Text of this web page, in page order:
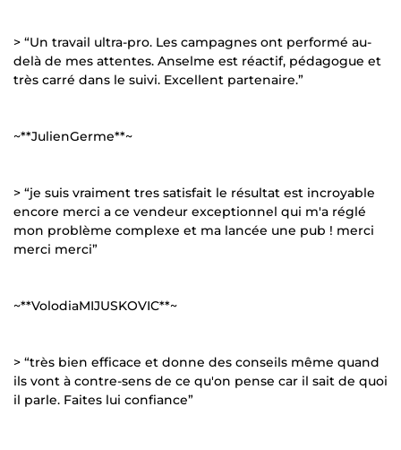
> “Un travail ultra-pro. Les campagnes ont performé au-
delà de mes attentes. Anselme est réactif, pédagogue et
très carré dans le suivi. Excellent partenaire.”
~**JulienGerme**~
> “je suis vraiment tres satisfait le résultat est incroyable
encore merci a ce vendeur exceptionnel qui m'a réglé
mon problème complexe et ma lancée une pub ! merci
merci merci”
~**VolodiaMIJUSKOVIC**~
> “très bien efficace et donne des conseils même quand
ils vont à contre-sens de ce qu'on pense car il sait de quoi
il parle. Faites lui confiance”